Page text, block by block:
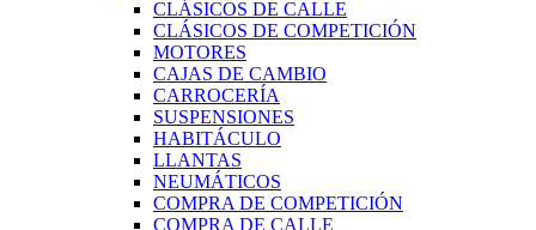
CLÁSICOS DE CALLE
CLÁSICOS DE COMPETICIÓN
MOTORES
CAJAS DE CAMBIO
CARROCERÍA
SUSPENSIONES
HABITÁCULO
LLANTAS
NEUMÁTICOS
COMPRA DE COMPETICIÓN
COMPRA DE CALLE